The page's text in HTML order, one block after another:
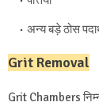
अन्य बड़े ठोस
Grit Removal
Grit Chambers